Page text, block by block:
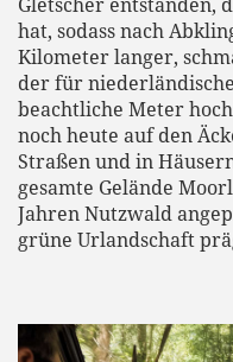
Gletscher entstanden,
hat, sodass nach
Kilometer langer,
der für
beachtliche Meter
noch heute auf den
Straßen und in
gesamte Gelände
Jahren Nutzwald
grüne Urlandschaft